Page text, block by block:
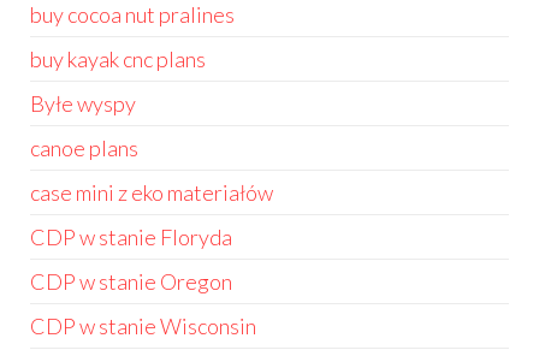
buy cocoa nut pralines
buy kayak cnc plans
Byłe wyspy
canoe plans
case mini z eko materiałów
CDP w stanie Floryda
CDP w stanie Oregon
CDP w stanie Wisconsin